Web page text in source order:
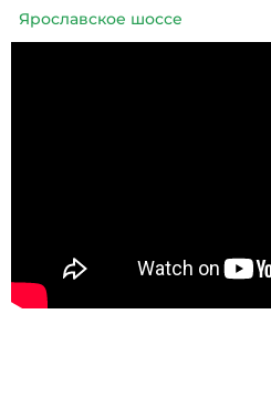
Ярославское шоссе